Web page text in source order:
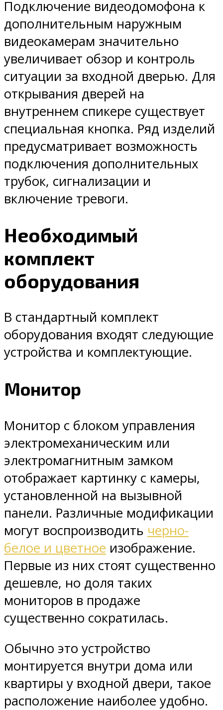
Подключение видеодомофона к
дополнительным наружным
видеокамерам значительно
увеличивает обзор и контроль
ситуации за входной дверью. Для
открывания дверей на
внутреннем спикере существует
специальная кнопка. Ряд изделий
предусматривает возможность
подключения дополнительных
трубок, сигнализации и
включение тревоги.
Необходимый
комплект
оборудования
В стандартный комплект
оборудования входят следующие
устройства и комплектующие.
Монитор
Монитор с блоком управления
электромеханическим или
электромагнитным замком
отображает картинку с камеры,
установленной на вызывной
панели. Различные модификации
могут воспроизводить черно-
белое и цветное изображение.
Первые из них стоят существенно
дешевле, но доля таких
мониторов в продаже
существенно сократилась.
Обычно это устройство
монтируется внутри дома или
квартиры у входной двери, такое
расположение наиболее удобно.